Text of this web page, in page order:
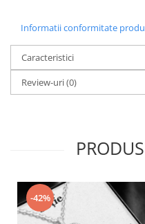
Informatii conformitate
Caracteristici
Review-uri(0)
-42%